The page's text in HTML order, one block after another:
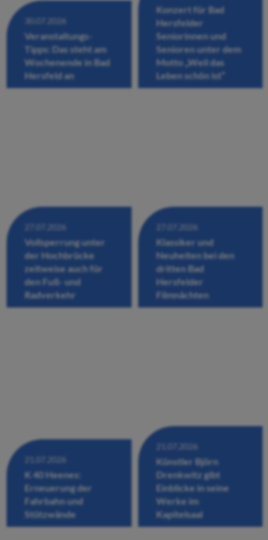
30.07.2026
Veranstaltungs-
Tipps: Das steht am
Wochenende in Bad
Hersfeld an
Konzert für Bad
Hersfelder
Seniorinnen und
Senioren unter dem
Motto „Weil das
Leben schön ist“
27.07.2026
Vollsperrung unter
der Hochbrücke
zeitweise auch für
den Fuß- und
Radverkehr
27.07.2026
Klassiker und
Neuheiten bei den
dritten Bad
Hersfelder
Filmnächten
21.07.2026
K 40 Heenes:
Erneuerung der
Fahrbahn und
Stützwände
21.07.2026
Künstler Björn
Drenkwitz gibt
Einblicke in seine
Werke im
Kapitelsaal